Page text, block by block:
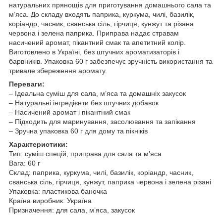
натуральних прянощів для приготування домашнього сала та
м’яса. До складу входять паприка, куркума, чилі, базилік,
коріандр, часник, сванська сіль, гірчиця, кунжут та різана
червона і зелена паприка. Приправа надає стравам
насичений аромат, пікантний смак та апетитний колір.
Виготовлено в Україні, без штучних ароматизаторів і
барвників. Упаковка 60 г забезпечує зручність використання та
тривале збереження аромату.
Переваги:
– Ідеальна суміш для сала, м’яса та домашніх закусок
– Натуральні інгредієнти без штучних добавок
– Насичений аромат і пікантний смак
– Підходить для маринування, засолювання та запікання
– Зручна упаковка 60 г для дому та пікніків
Характеристики:
Тип: суміш спецій, приправа для сала та м’яса
Вага: 60 г
Склад: паприка, куркума, чилі, базилік, коріандр, часник,
сванська сіль, гірчиця, кунжут, паприка червона і зелена різані
Упаковка: пластикова баночка
Країна виробник: Україна
Призначення: для сала, м’яса, закусок